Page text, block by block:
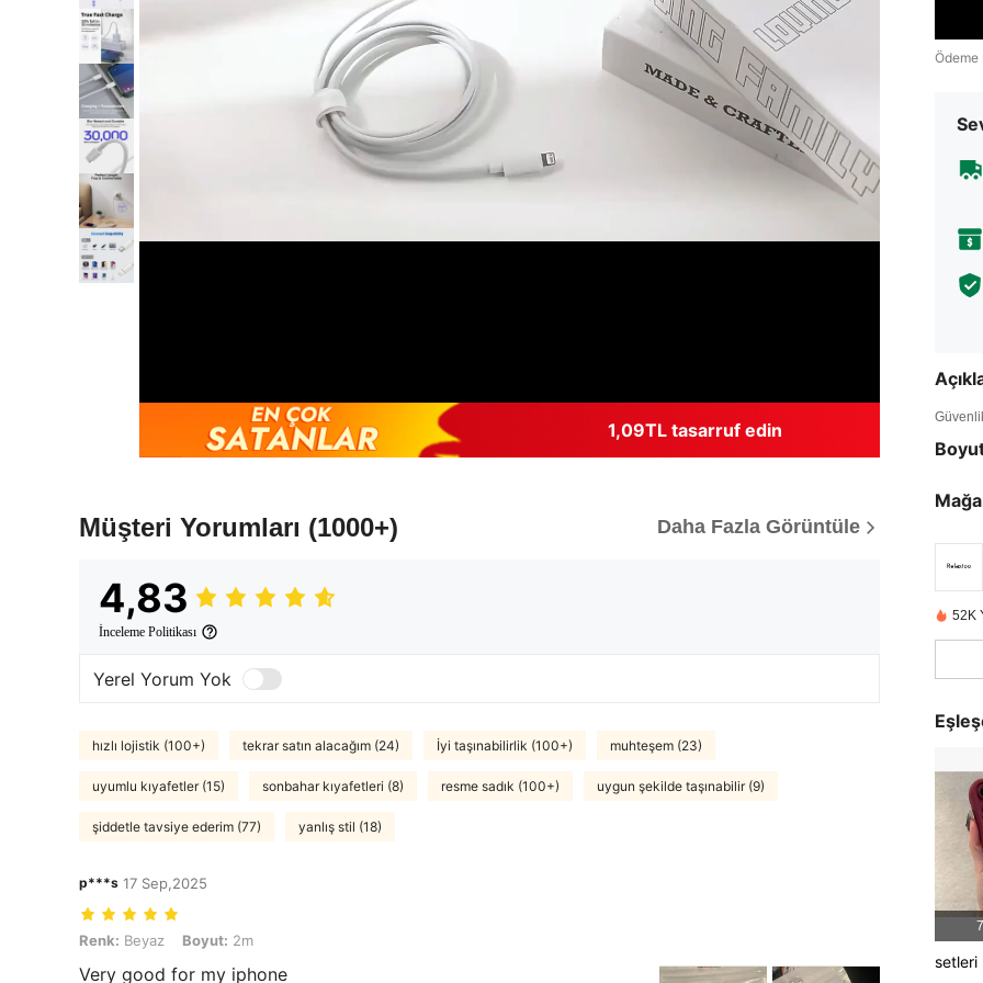
1,09TL tasarruf edin
Müşteri Yorumları (1000+) Daha Fazla Görüntüle
4,83
İnceleme Politikası
Yerel Yorum Yok
hızlı lojistik (100+) tekrar satın alacağım (24) İyi taşınabilirlik (100+) muhteşem (23)
uyumlu kıyafetler (15) sonbahar kıyafetleri (8) resme sadık (100+) uygun şekilde taşınabilir (9)
şiddetle tavsiye ederim (77) yanlış stil (18)
p***s 17 Sep,2025
Renk: Beyaz, Boyut: 2m
Renk: Beyaz Boyut: 2m
Very good for my iphone
Ödeme
52K
setleri